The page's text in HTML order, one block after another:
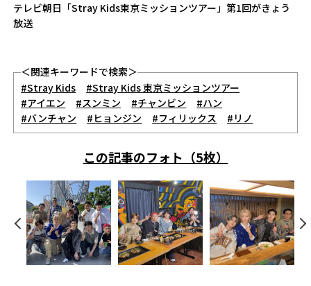
テレビ朝日「Stray Kids東京ミッションツアー」第1回がきょう
放送
＜関連キーワードで検索＞
#Stray Kids
#Stray Kids 東京ミッションツアー
#アイエン
#スンミン #チャンビン
#ハン
#バンチャン
#ヒョンジン #フィリックス #リノ
この記事のフォト（5枚）